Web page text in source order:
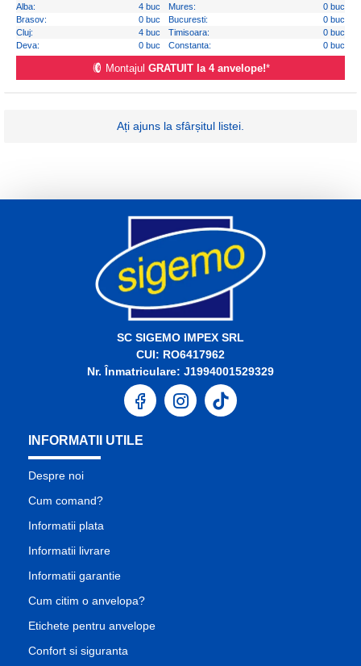
Alba:
4 buc Mures:
0 buc
Brasov:
0 buc Bucuresti:
0 buc
Cluj:
4 buc Timisoara:
0 buc
Deva:
0 buc Constanta: 0 buc
Montajul GRATUIT la 4 anvelope!*
Ați ajuns la sfârșitul listei.
SC SIGEMO IMPEX SRL
CUI: RO6417962
Nr. Înmatriculare: J1994001529329
INFORMATII UTILE
Despre noi
Cum comand?
Informatii plata
Informatii livrare
Informatii garantie
Cum citim o anvelopa?
Etichete pentru anvelope
Confort si siguranta